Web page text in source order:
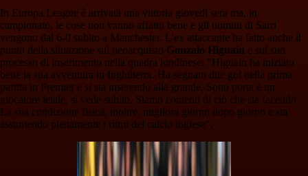
In Europa League è arrivata una vittoria giovedì sera ma, in
campionato, le cose non vanno affatto bene e gli uomini di Sarri
vengono dal 6-0 subito a Manchester. L'ex attaccante ha fatto anche il
punto della situazione sul neoacquisto Gonzalo Higuain e sul suo
processo di inserimento nella quadra londinese: "Higuain ha iniziato
bene la sua avventura in Inghilterra. Ha segnato due gol nella prima
partita in Premier e si sta inserendo alla grande. Sotto porta è un
giocatore letale, si vede subito. Siamo contenti di ciò che sta facendo.
La sua condizione fisica, inoltre, migliora giorno dopo giorno e sta
assumendo pienamente i ritmi del calcio inglese".